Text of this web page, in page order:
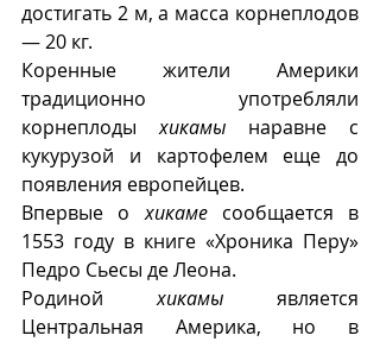
достигать 2 м, а масса корнеплодов
— 20 кг.
Коренные жители Америки
традиционно употребляли
корнеплоды хикамы наравне с
кукурузой и картофелем еще до
появления европейцев.
Впервые о хикаме сообщается в
1553 году в книге «Хроника Перу»
Педро Сьесы де Леона.
Родиной хикамы является
Центральная Америка, но в